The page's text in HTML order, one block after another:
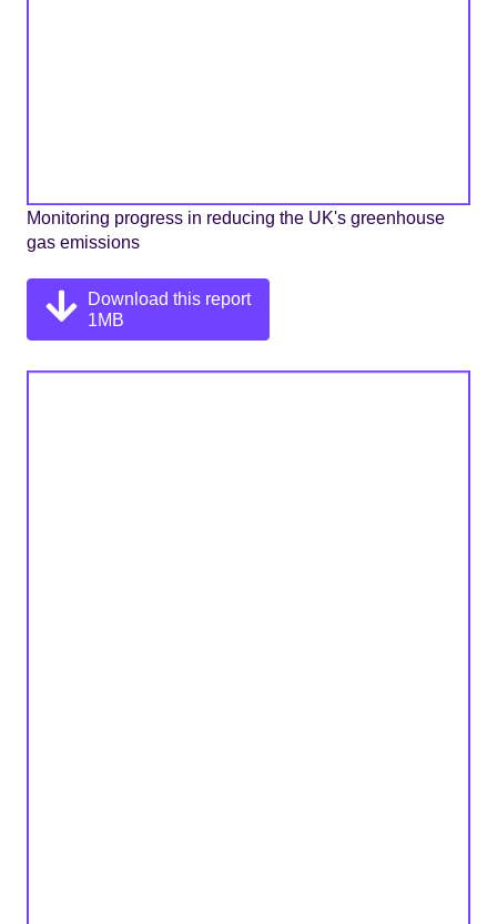
Monitoring progress in reducing the UK's greenhouse
gas emissions
Download this report
1MB